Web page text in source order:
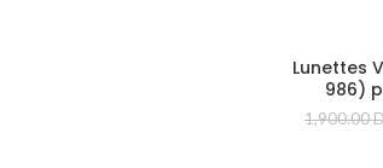
Lunettes
986)
1,900.00